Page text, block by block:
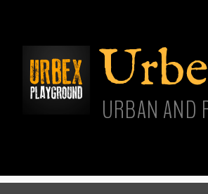
URBAN AND